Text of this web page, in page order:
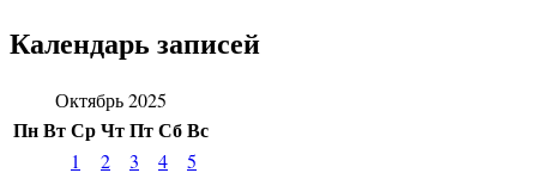
Календарь записей
Октябрь 2025
ПнВтСрЧтПтСбВс
1 2 3 4
5